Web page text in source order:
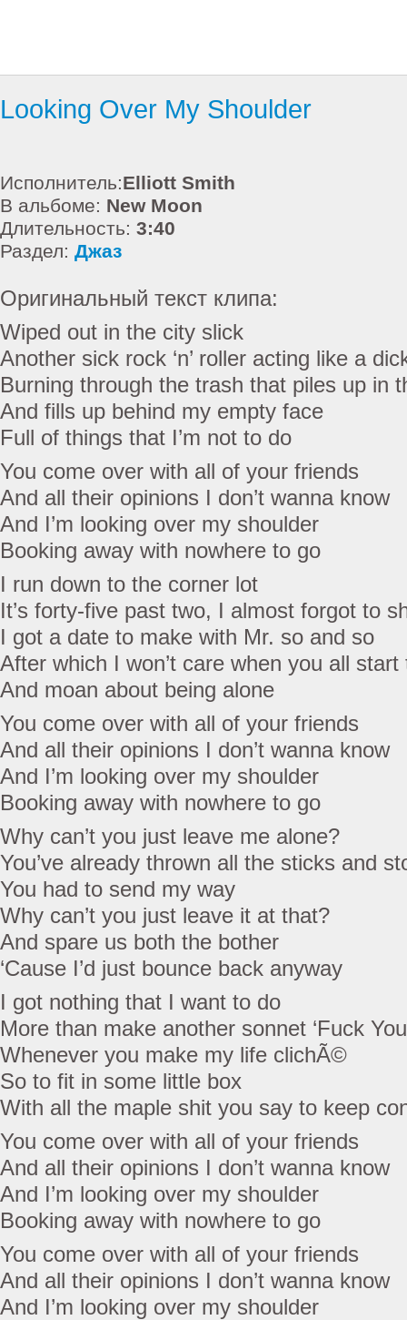
Looking Over My Shoulder
Исполнитель:Elliott Smith
В альбоме: New Moon
Длительность: 3:40
Раздел: Джаз
Оригинальный текст клипа:
Wiped out in the city slick
Another sick rock ‘n’ roller acting like a
Burning through the trash that piles up in
And fills up behind my empty face
Full of things that I’m not to do
You come over with all of your friends
And all their opinions I don’t wanna know
And I’m looking over my shoulder
Booking away with nowhere to go
I run down to the corner lot
It’s forty-five past two, I almost forgot to
I got a date to make with Mr. so and so
After which I won’t care when you all start
And moan about being alone
You come over with all of your friends
And all their opinions I don’t wanna know
And I’m looking over my shoulder
Booking away with nowhere to go
Why can’t you just leave me alone?
You’ve already thrown all the sticks and
You had to send my way
Why can’t you just leave it at that?
And spare us both the bother
‘Cause I’d just bounce back anyway
I got nothing that I want to do
More than make another sonnet ‘Fuck
Whenever you make my life clichÃ©
So to fit in some little box
With all the maple shit you say to keep
You come over with all of your friends
And all their opinions I don’t wanna know
And I’m looking over my shoulder
Booking away with nowhere to go
You come over with all of your friends
And all their opinions I don’t wanna know
And I’m looking over my shoulder